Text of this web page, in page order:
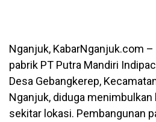
Nganjuk, KabarNganjuk.com
pabrik PT Putra Mandiri
Desa Gebangkerep,
Nganjuk, diduga
sekitar lokasi. Pembangunan